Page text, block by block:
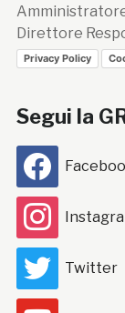
Direttore
Privacy Policy
Segui la
Twitter